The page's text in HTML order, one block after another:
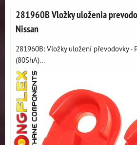
281960B Vložky uloženia
Nissan
281960B: Vložky uložení převodovky -
(80ShA)...